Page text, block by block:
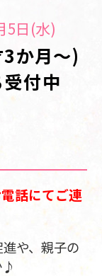
5日(水)
か月～)
受付中
話にてご連
や、親子の
♪